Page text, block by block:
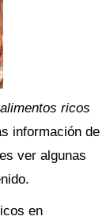
ricos
información de
ver algunas
en